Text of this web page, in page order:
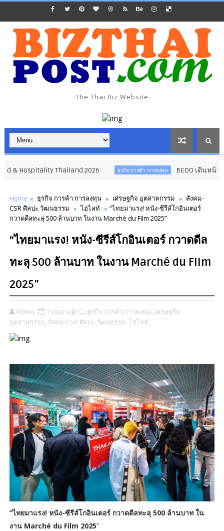
The Thai Biz Website
Thailand 2026 ธุรกิจ การค้า การลงทุน BEDO เดินหน้าจัดกิจกรรมเ
Home ธุรกิจ การค้า การลงทุน เศรษฐกิจ อุตสาหกรรม
สังคม-
CSR ศิลปะ วัฒนธรรม
ไฮไลท์
“ไทยมาแรง! หนัง-ซีรีส์โกอินเตอร์
กวาดดีลทะลุ 500 ล้านบาท ในงาน Marché du Film 2025”
“ไทยมาแรง! หนัง-ซีรีส์โกอินเตอร์ กวาดดีล
ทะลุ 500 ล้านบาท ในงาน Marché du Film
2025”
Admin 1 year ago ธุรกิจ การค้า การลงทุน, เศรษฐกิจ
อุตสาหกรรม, สังคม-CSR ศิลปะ วัฒนธรรม, ไฮไลท์,
“ไทยมาแรง! หนัง-ซีรีส์โกอินเตอร์ กวาดดีลทะลุ 500 ล้านบาท ใน
งาน Marché du Film 2025”